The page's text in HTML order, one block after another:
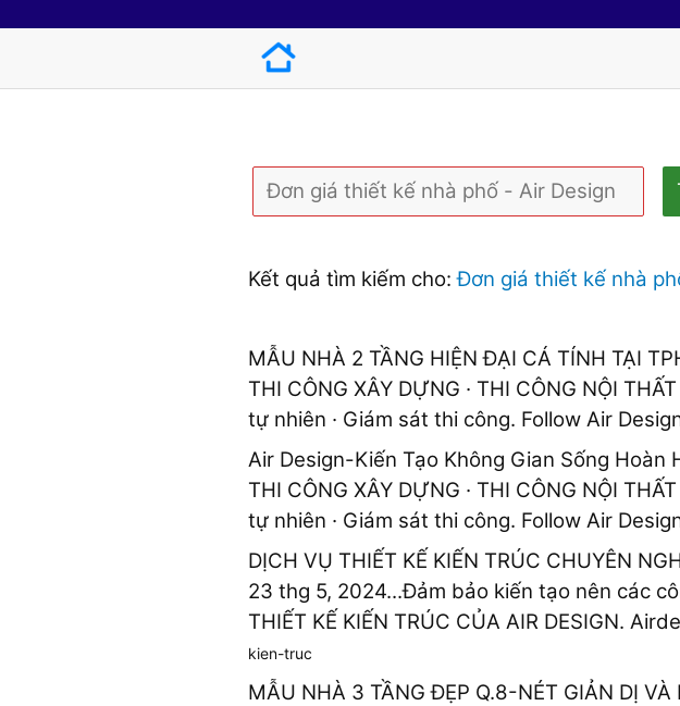
Kết quả tìm kiếm cho:Đơn giá thiết kế nhà
MẪU NHÀ 2 TẦNG HIỆN ĐẠI CÁ TÍNH TẠI
THI CÔNG XÂY DỰNG · THI CÔNG NỘI
tự nhiên · Giám sát thi công. Follow Air
Air Design-Kiến Tạo Không Gian Sống Hoàn
THI CÔNG XÂY DỰNG · THI CÔNG NỘI
tự nhiên · Giám sát thi công. Follow Air
DỊCH VỤ THIẾT KẾ KIẾN TRÚC CHUYÊN
23 thg 5, 2024...Đảm bảo kiến tạo nên các
THIẾT KẾ KIẾN TRÚC CỦA AIR DESIGN.
kien-truc
MẪU NHÀ 3 TẦNG ĐẸP Q.8-NÉT GIẢN DỊ VÀ